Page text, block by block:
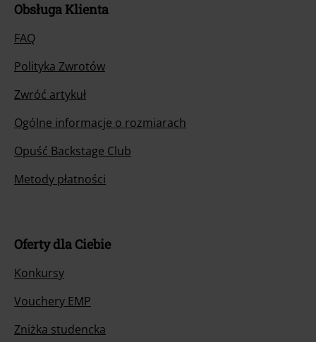
Obsługa Klienta
FAQ
Polityka Zwrotów
Zwróć artykuł
Ogólne informacje o rozmiarach
Opuść Backstage Club
Metody płatności
Oferty dla Ciebie
Konkursy
Vouchery EMP
Zniżka studencka